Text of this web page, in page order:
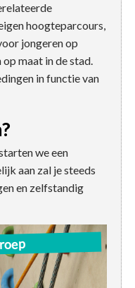
hoogteparcours,
jongeren op
maat in de stad.
in functie van
we een
aan zal je steeds
en zelfstandig
staat
van 6 tot 36
je ook het